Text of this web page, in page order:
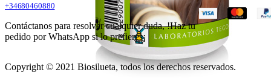
+34680460880
Contáctanos para resolver cualquier duda, !Haz tu
pedido por WhatsApp si lo prefieres¡
Copyright © 2021 Biosilueta, todos los derechos reservados.